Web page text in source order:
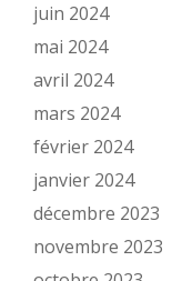
juin 2024
mai 2024
avril 2024
mars 2024
février 2024
janvier 2024
décembre 2023
novembre 2023